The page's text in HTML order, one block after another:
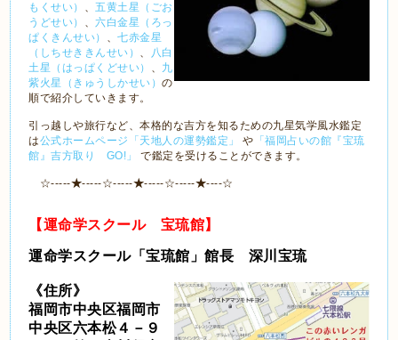
もくせい） 、五黄土星（ごお
うどせい） 、六白金星（ろっ
ぱくきんせい） 、七赤金星
（しちせききんせい） 、 八白
土星（はっぱくどせい） 、 九
紫火星（きゅうしかせい）の
順で紹介していきます。
引っ越しや旅行など、本格的な吉方を知るための九星気学風水鑑定
は公式ホームページ「天地人の運勢鑑定」 や 「福岡占いの館『宝琉
館』吉方取り GO!」
で鑑定を受けることができます。
☆-----★-----☆-----★-----☆-----★----☆
【運命学スクール 宝琉館】
運命学スクール「宝琉館」館長 深川宝琉
《住所》
福岡市中央区福岡市
中央区六本松４－９